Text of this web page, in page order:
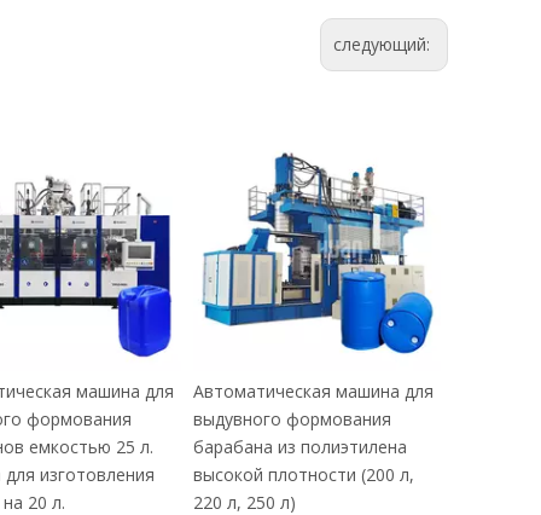
следующий:
машина для
формования
емкостью 25 л.
изготовления
20 л.
Автоматическая машина для
выдувного формования
барабана из полиэтилена
высокой плотности (200 л,
220 л, 250 л)